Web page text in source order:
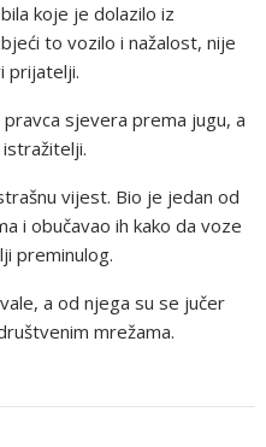
koje je dolazilo iz
to vozilo i nažalost, nije
prijatelji.
sjevera prema jugu, a
vijest. Bio je jedan od
i obučavao ih kako da voze
preminulog.
a od njega su se jučer
mrežama.